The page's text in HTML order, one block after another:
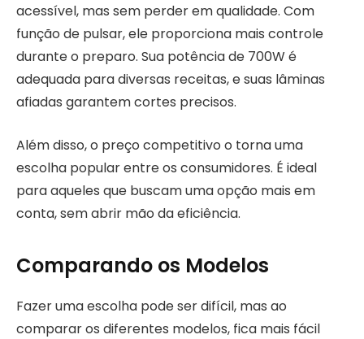
acessível, mas sem perder em qualidade. Com
função de pulsar, ele proporciona mais controle
durante o preparo. Sua potência de 700W é
adequada para diversas receitas, e suas lâminas
afiadas garantem cortes precisos.
Além disso, o preço competitivo o torna uma
escolha popular entre os consumidores. É ideal
para aqueles que buscam uma opção mais em
conta, sem abrir mão da eficiência.
Comparando os Modelos
Fazer uma escolha pode ser difícil, mas ao
comparar os diferentes modelos, fica mais fácil